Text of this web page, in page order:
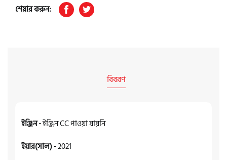
শেয়ার করুন:
বিবরণ
ইঞ্জিন -ইঞ্জিন CC পাওয়া যায়নি
ইয়ার(সাল) -2021